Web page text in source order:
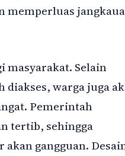
memperluas
masyarakat. Selain
warga juga
Pemerintah
tertib, sehingga
gangguan.